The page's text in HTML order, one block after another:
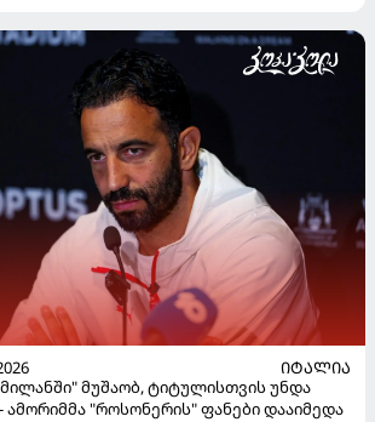
ᲘᲢᲐᲚᲘᲐ
მუშაობ, ტიტულისთვის უნდა
"როსონერის" ფანები დააიმედა